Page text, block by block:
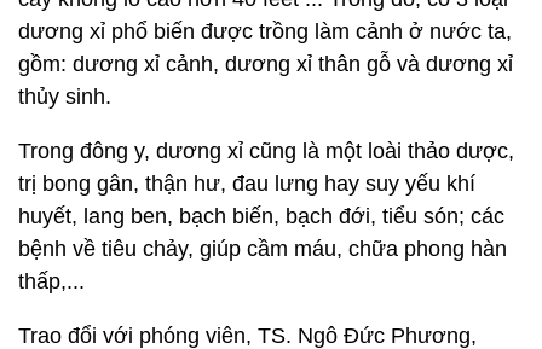
dương xỉ phổ biến được trồng làm cảnh ở nước ta,
gồm: dương xỉ cảnh, dương xỉ thân gỗ và dương xỉ
thủy sinh.
Trong đông y, dương xỉ cũng là một loài thảo dược,
trị bong gân, thận hư, đau lưng hay suy yếu khí
huyết, lang ben, bạch biến, bạch đới, tiểu són; các
bệnh về tiêu chảy, giúp cầm máu, chữa phong hàn
thấp,...
Trao đổi với phóng viên, TS. Ngô Đức Phương,